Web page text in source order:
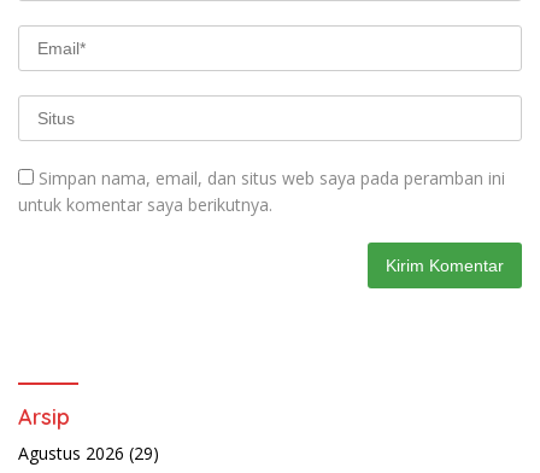
Simpan nama, email, dan situs web saya pada peramban ini
untuk komentar saya berikutnya.
Arsip
Agustus 2026 (29)